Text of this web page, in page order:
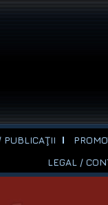
PUBLICAŢII
LEGAL /